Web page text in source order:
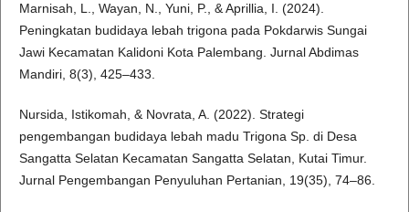
Marnisah, L., Wayan, N., Yuni, P., & Aprillia, I. (2024).
Peningkatan budidaya lebah trigona pada Pokdarwis Sungai
Jawi Kecamatan Kalidoni Kota Palembang. Jurnal Abdimas
Mandiri, 8(3), 425–433.
Nursida, Istikomah, & Novrata, A. (2022). Strategi
pengembangan budidaya lebah madu Trigona Sp. di Desa
Sangatta Selatan Kecamatan Sangatta Selatan, Kutai Timur.
Jurnal Pengembangan Penyuluhan Pertanian, 19(35), 74–86.